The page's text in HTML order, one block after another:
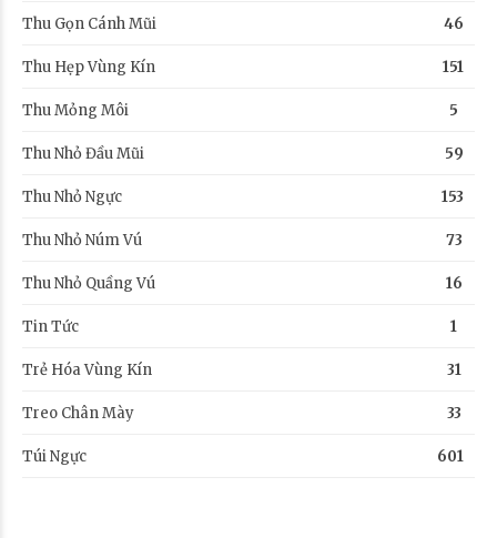
Thu Gọn Cánh Mũi 46
Thu Hẹp Vùng Kín 151
Thu Mỏng Môi 5
Thu Nhỏ Đầu Mũi 59
Thu Nhỏ Ngực 153
Thu Nhỏ Núm Vú 73
Thu Nhỏ Quầng Vú 16
Tin Tức 1
Trẻ Hóa Vùng Kín 31
Treo Chân Mày 33
Túi Ngực 601